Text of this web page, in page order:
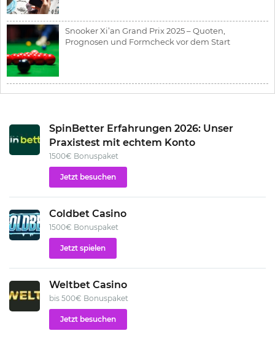
Snooker Xi’an Grand Prix 2025 – Quoten,
Prognosen und Formcheck vor dem Start
SpinBetter Erfahrungen 2026: Unser
Praxistest mit echtem Konto
1500€ Bonuspaket
Jetzt besuchen
Coldbet Casino
1500€ Bonuspaket
Jetzt spielen
Weltbet Casino
bis 500€ Bonuspaket
Jetzt besuchen